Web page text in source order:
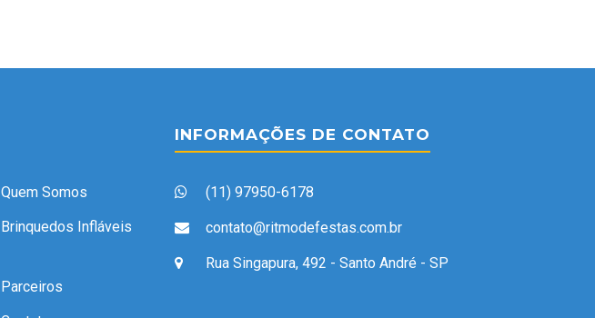
Quem Somos
Brinquedos Infláveis
Parceiros
INFORMAÇÕES DE CONTATO
(11) 97950-6178
contato@ritmodefestas.com.br
Rua Singapura, 492 - Santo André - SP